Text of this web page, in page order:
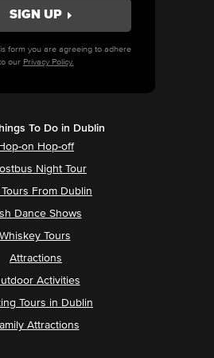
form you are agreeing to adhere
our Privacy Policy.
To Do in Dublin
Hop-on Hop-off
Night Tour
Tours From Dublin
Dance Shows
Whiskey Tours
Attractions
Activities
Tours in Dublin
Attractions